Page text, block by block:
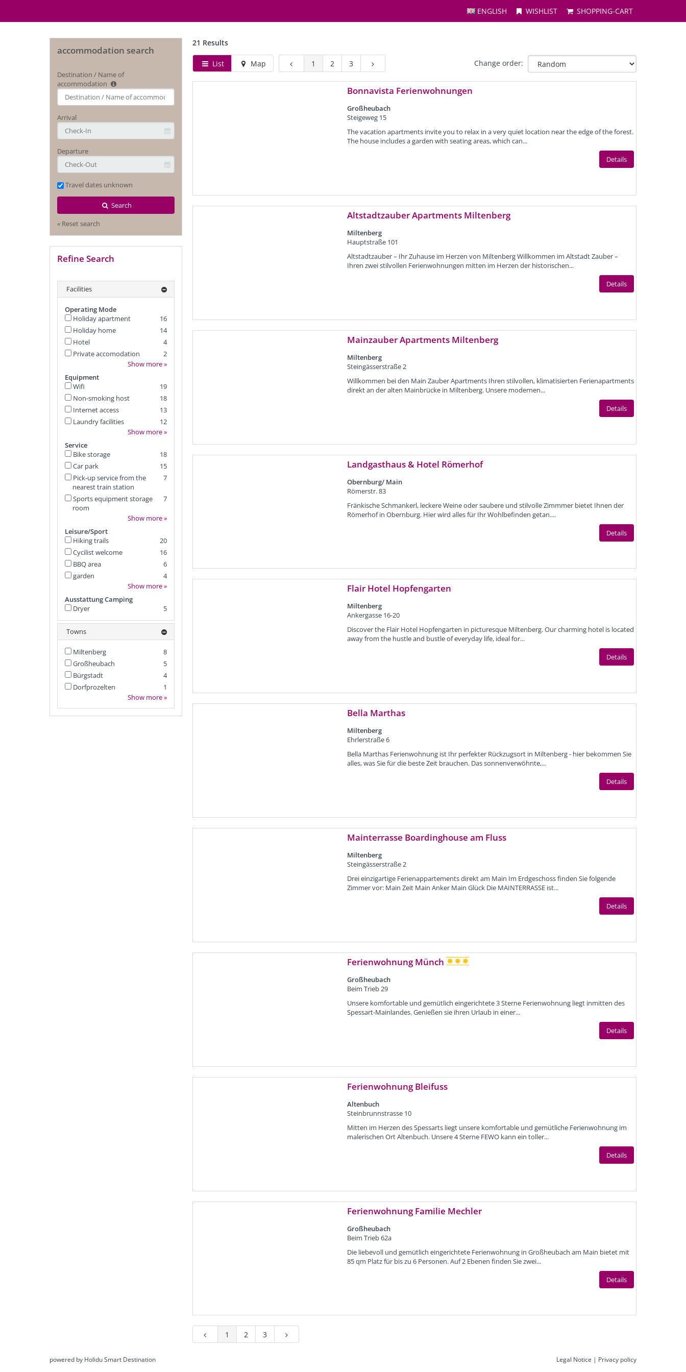
ENGLISH WISHLIST SHOPPING-CART
21 Results
List Map 1 2 3 Change order:
Bonnavista Ferienwohnungen
Großheubach
Steigeweg 15
The vacation apartments invite you to relax in a very quiet location near the edge of the forest.
The house includes a garden with seating areas, which can...
Details
Altstadtzauber Apartments Miltenberg
Miltenberg
Hauptstraße 101
Altstadtzauber – Ihr Zuhause im Herzen von Miltenberg Willkommen im Altstadt Zauber –
Ihren zwei stilvollen Ferienwohnungen mitten im Herzen der historischen...
Details
Mainzauber Apartments Miltenberg
Miltenberg
Steingässerstraße 2
Willkommen bei den Main Zauber Apartments Ihren stilvollen, klimatisierten Ferienapartments
direkt an der alten Mainbrücke in Miltenberg. Unsere modernen...
Details
Landgasthaus & Hotel Römerhof
Obernburg/ Main
Römerstr. 83
Fränkische Schmankerl, leckere Weine oder saubere und stilvolle Zimmmer bietet Ihnen der
Römerhof in Obernburg. Hier wird alles für Ihr Wohlbefinden getan....
Details
Flair Hotel Hopfengarten
Miltenberg
Ankergasse 16-20
Discover the Flair Hotel Hopfengarten in picturesque Miltenberg. Our charming hotel is located
away from the hustle and bustle of everyday life, ideal for...
Details
Bella Marthas
Miltenberg
Ehrlerstraße 6
Bella Marthas Ferienwohnung ist Ihr perfekter Rückzugsort in Miltenberg - hier bekommen Sie
alles, was Sie für die beste Zeit brauchen. Das sonnenverwöhnte,...
Details
Mainterrasse Boardinghouse am Fluss
Miltenberg
Steingässerstraße 2
Drei einzigartige Ferienappartements direkt am Main Im Erdgeschoss finden Sie folgende
Zimmer vor: Main Zeit Main Anker Main Glück Die MAINTERRASSE ist...
Details
Ferienwohnung Münch
Großheubach
Beim Trieb 29
Unsere komfortable und gemütlich eingerichtete 3 Sterne Ferienwohnung liegt inmitten des
Spessart-Mainlandes. Genießen sie ihren Urlaub in einer...
Details
Ferienwohnung Bleifuss
Altenbuch
Steinbrunnstrasse 10
Mitten im Herzen des Spessarts liegt unsere komfortable und gemütliche Ferienwohnung im
malerischen Ort Altenbuch. Unsere 4 Sterne FEWO kann ein toller...
Details
Ferienwohnung Familie Mechler
Großheubach
Beim Trieb 62a
Die liebevoll und gemütlich eingerichtete Ferienwohnung in Großheubach am Main bietet mit
85 qm Platz für bis zu 6 Personen. Auf 2 Ebenen finden Sie zwei...
Details
1 2 3
accommodation search
Destination / Name of
accommodation
Arrival
Departure
Travel dates unknown
Search
« Reset search
Refine Search
Facilities
Operating Mode
16
Holiday apartment
14
Holiday home
4
Hotel
2
Private accomodation
Show more »
Equipment
19
Wifi
18
Non-smoking host
13
Internet access
12
Laundry facilities
Show more »
Service
18
Bike storage
15
Car park
7
Pick-up service from the
nearest train station
7
Sports equipment storage
room
Show more »
Leisure/Sport
20
Hiking trails
16
Cycilist welcome
6
BBQ area
4
garden
Show more »
Ausstattung Camping
5
Dryer
Towns
8
Miltenberg
5
Großheubach
4
Bürgstadt
1
Dorfprozelten
Show more »
Legal Notice | Privacy policy
powered by Holidu Smart Destination